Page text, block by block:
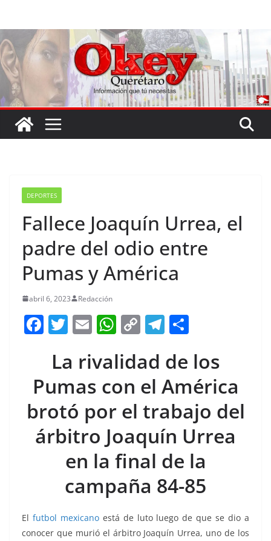
contenido
DEPORTES
Fallece Joaquín Urrea, el
padre del odio entre
Pumas y América
abril 6, 2023 Redacción
F
e
b
o
o
T
itt
er
E
ai
l
W
at
s
A
p
p
C
p
y
Li
n
k
T
e
gr
a
m
ar
e
La rivalidad de los
Pumas con el América
brotó por el trabajo del
árbitro Joaquín Urrea
en la final de la
campaña 84-85
El futbol mexicanoestá de luto luego de que se dio a
conocer que murió el árbitro Joaquín Urrea, uno de los